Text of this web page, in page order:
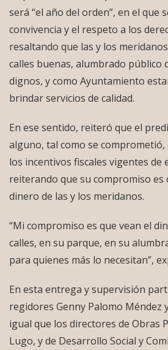
será “el año del orden”, en el que
convivencia y el respeto a los
resaltando que las y los
calles buenas, alumbrado público
dignos, y como Ayuntamiento
brindar servicios de calidad.
En ese sentido, reiteró que el
alguno, tal como se
los incentivos fiscales vigentes de
reiterando que su compromiso es
dinero de las y los meridanos.
“Mi compromiso es que vean el
calles, en su parque, en su
para quienes más lo necesitan”,
En esta entrega y supervisión
regidores Genny Palomo Méndez
igual que los directores de Obras
Lugo, y de Desarrollo Social y